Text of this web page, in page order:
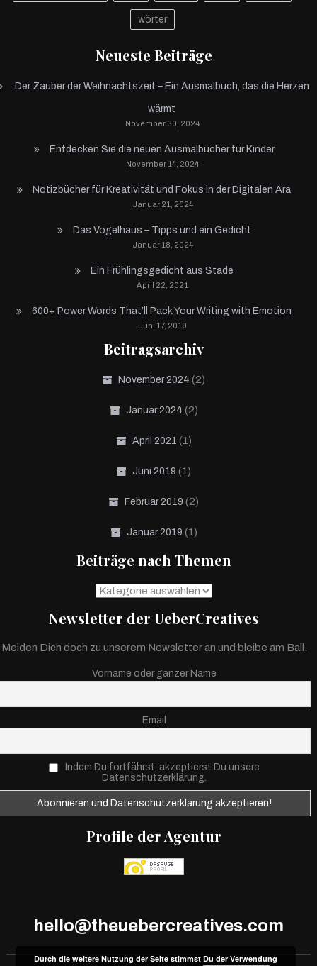
wörter
Neueste Beiträge
Der Zauber der Weihnachtszeit – Ein Ausmalbuch, das die Herzen
wärmt
November 30, 2024
Entdecken Sie die neuen Ausmalbücher für Kinder
November 14, 2024
Notizbücher für Kreativität und Fokus in der Digitalen Ära
Januar 21, 2024
Das Vogelhaus – Tipps und ein Gedicht
Januar 18, 2024
Ein Frühlingsgedicht aus Stade
April 22, 2021
600+ Power Words That’ll Pack Your Writing with Emotion
Juni 17, 2019
Beitragsarchiv
November 2024 (2)
Januar 2024 (2)
April 2021 (1)
Juni 2019 (1)
Februar 2019 (2)
Januar 2019 (1)
Beiträge nach Themen
Beiträge
Themen
Newsletter der UeberCreatives
Melden Dich doch zu unserem Newsletter an und bleibe am Ball.
Vorname oder ganzer Name
Email
Indem Du fortfährst, akzeptierst Du unsere
Datenschutzerklärung.
Profile der Agentur
hello@theuebercreatives.com
Durch die weitere Nutzung der Seite stimmst Du der Verwendung